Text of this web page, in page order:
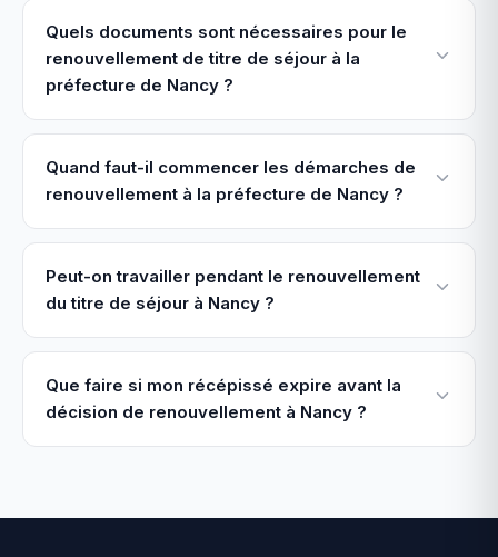
Quels documents sont nécessaires pour le
renouvellement de titre de séjour à la
préfecture de Nancy ?
Quand faut-il commencer les démarches de
renouvellement à la préfecture de Nancy ?
Peut-on travailler pendant le renouvellement
du titre de séjour à Nancy ?
Que faire si mon récépissé expire avant la
décision de renouvellement à Nancy ?